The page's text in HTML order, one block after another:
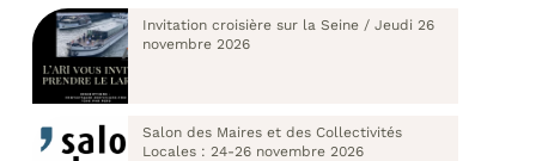
Invitation croisière sur la Seine / Jeudi 26
novembre 2026
Salon des Maires et des Collectivités
Locales : 24-26 novembre 2026